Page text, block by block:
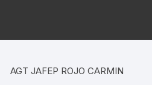
AGT JAFEP ROJO CARMIN